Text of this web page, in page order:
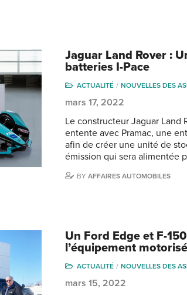
Jaguar Land Rover :
batteries I-Pace
ACTUALITÉ NOUVELLES DES
mars 17, 2022
Le constructeur Jaguar
entente avec Pramac, une
afin de créer une unité de
émission qui sera alimentée
BYAFFAIRES AUTOMOBILES
Un Ford Edge et F-
l’équipement
ACTUALITÉ NOUVELLES DES
mars 15, 2022